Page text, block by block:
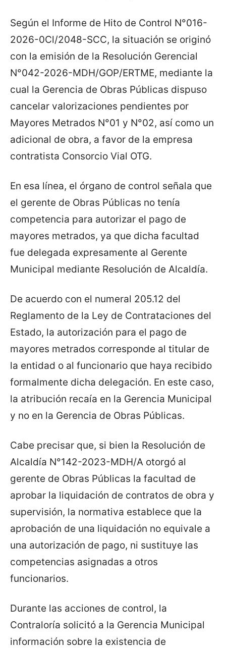
Según el Informe de Hito de Control N°016-
2026-0Cl/2048-SCC, la situación se originó
con la emisión de la Resolución Gerencial
N°042-2026-MDH/GOP/ERTME, mediante la
cual la Gerencia de Obras Públicas dispuso
cancelar valorizaciones pendientes por
Mayores Metrados N°01 y N°02, así como un
adicional de obra, a favor de la empresa
contratista Consorcio Vial OTG.
En esa línea, el órgano de control señala que
el gerente de Obras Públicas no tenía
competencia para autorizar el pago de
mayores metrados, ya que dicha facultad
fue delegada expresamente al Gerente
Municipal mediante Resolución de Alcaldía.
De acuerdo con el numeral 205.12 del
Reglamento de la Ley de Contrataciones del
Estado, la autorización para el pago de
mayores metrados corresponde al titular de
la entidad o al funcionario que haya recibido
formalmente dicha delegación. En este caso,
la atribución recaía en la Gerencia Municipal
y no en la Gerencia de Obras Públicas.
Cabe precisar que, si bien la Resolución de
Alcaldía N°142-2023-MDH/A otorgó al
gerente de Obras Públicas la facultad de
aprobar la liquidación de contratos de obra y
supervisión, la normativa establece que la
aprobación de una liquidación no equivale a
una autorización de pago, ni sustituye las
competencias asignadas a otros
funcionarios.
Durante las acciones de control, la
Contraloría solicitó a la Gerencia Municipal
información sobre la existencia de